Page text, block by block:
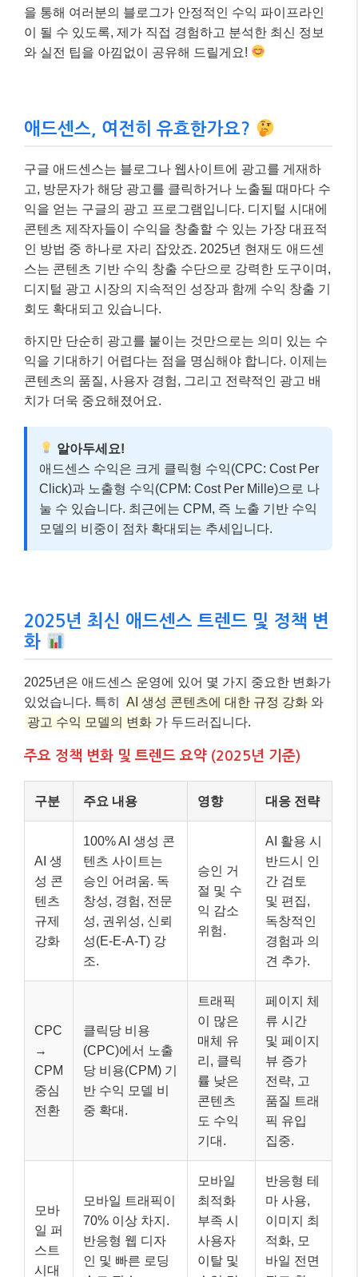
을 통해 여러분의 블로그가 안정적인 수익 파이프라인
이 될 수 있도록, 제가 직접 경험하고 분석한 최신 정보
와 실전 팁을 아낌없이 공유해 드릴게요!
애드센스, 여전히 유효한가요?
구글 애드센스는 블로그나 웹사이트에 광고를 게재하
고, 방문자가 해당 광고를 클릭하거나 노출될 때마다 수
익을 얻는 구글의 광고 프로그램입니다. 디지털 시대에
콘텐츠 제작자들이 수익을 창출할 수 있는 가장 대표적
인 방법 중 하나로 자리 잡았죠. 2025년 현재도 애드센
스는 콘텐츠 기반 수익 창출 수단으로 강력한 도구이며,
디지털 광고 시장의 지속적인 성장과 함께 수익 창출 기
회도 확대되고 있습니다.
하지만 단순히 광고를 붙이는 것만으로는 의미 있는 수
익을 기대하기 어렵다는 점을 명심해야 합니다. 이제는
콘텐츠의 품질, 사용자 경험, 그리고 전략적인 광고 배
치가 더욱 중요해졌어요.
알아두세요!
애드센스 수익은 크게 클릭형 수익(CPC: Cost Per
Click)과 노출형 수익(CPM: Cost Per Mille)으로 나
눌 수 있습니다. 최근에는 CPM, 즉 노출 기반 수익
모델의 비중이 점차 확대되는 추세입니다.
2025년 최신 애드센스 트렌드 및 정책 변
화
2025년은 애드센스 운영에 있어 몇 가지 중요한 변화가
있었습니다. 특히
AI 생성 콘텐츠에 대한 규정 강화 와
광고 수익 모델의 변화 가 두드러집니다.
주요 정책 변화 및 트렌드 요약 (2025년 기준)
구분 주요 내용 영향 대응 전략
AI 생
성 콘
텐츠
규제
강화
100% AI 생성 콘
텐츠 사이트는
승인 어려움. 독
창성, 경험, 전문
성, 권위성, 신뢰
성(E-E-A-T) 강
조.
승인 거
절 및 수
익 감소
위험.
AI 활용 시
반드시 인
간 검토
및 편집,
독창적인
경험과 의
견 추가.
CPC
→
CPM
중심
전환
클릭당 비용
(CPC)에서 노출
당 비용(CPM) 기
반 수익 모델 비
중 확대.
트래픽
이 많은
매체 유
리, 클릭
률 낮은
콘텐츠
도 수익
기대.
페이지 체
류 시간
및 페이지
뷰 증가
전략, 고
품질 트래
픽 유입
집중.
모바
일 퍼
스트
시대
모바일 트래픽이
70% 이상 차지.
반응형 웹 디자
인 및 빠른 로딩
모바일
최적화
부족 시
사용자
이탈 및
반응형 테
마 사용,
이미지 최
적화, 모
바일 전면